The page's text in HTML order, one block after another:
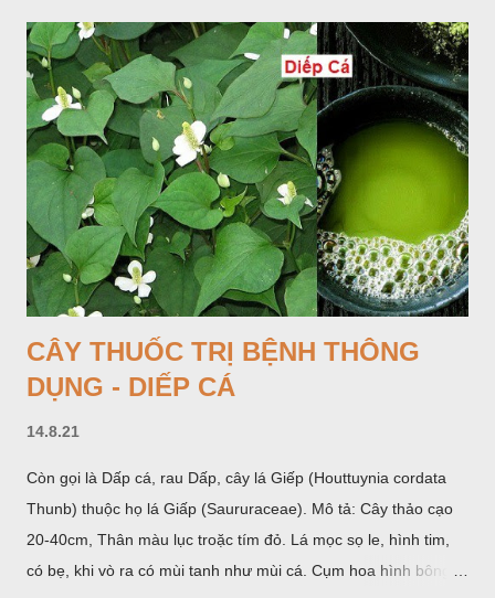
một mo to màu đỏ xanh có đốm trắng, mặt trong màu đỏ thẫm,
bao lấy một bong mo là một trục mang phần hoa cái ở dưới,
phần hoa đực ở trên. Khoai nưa phân bố ở Ấn độ, Myanma,
Trung quốc, Việt nam, Campuchia, Malaixia, Inđônêxia,
Philippin. Ở nước ta, khoai nưa mọc hoang rải rác ở khắp các
vùng rừng núi, được bà con nhiều địa phương đem về trồng từ
lâu đời ở trong vườn, quanh bờ ao, dọc hàng rào và trên các
đồi để làm thức ăn cho người và gia súc, gặp nhiều ở các tỉnh
Lạng s...
CÂY THUỐC TRỊ BỆNH THÔNG
DỤNG - DIẾP CÁ
14.8.21
Còn gọi là Dấp cá, rau Dấp, cây lá Giếp (Houttuynia cordata
Thunb) thuộc họ lá Giấp (Saururaceae). Mô tả: Cây thảo cạo
20-40cm, Thân màu lục troặc tím đỏ. Lá mọc sọ le, hình tim,
có bẹ, khi vò ra có mùi tanh như mùi cá. Cụm hoa hình bông